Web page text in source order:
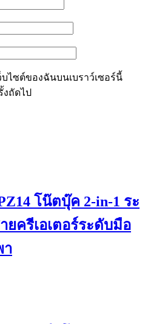
ไซต์ของฉันบนเบราว์เซอร์นี้
ถัดไป
โน๊ตบุ๊ค 2-in-1 ระ
ยครีเอเตอร์ระดับมือ
า